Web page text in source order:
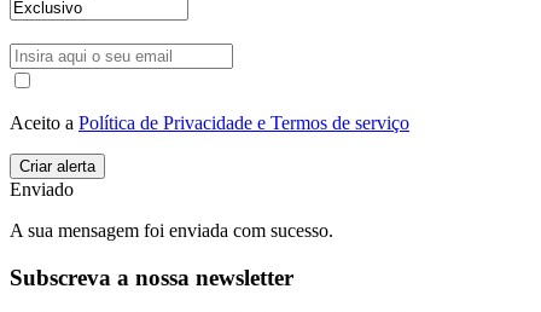
Aceito a Política de Privacidade e Termos de serviço
Enviado
A sua mensagem foi enviada com sucesso.
Subscreva a nossa newsletter